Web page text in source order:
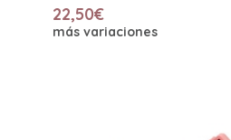
22,50€
más variaciones